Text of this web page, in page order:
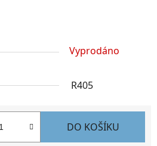
Vyprodáno
R405
DO KOŠÍKU